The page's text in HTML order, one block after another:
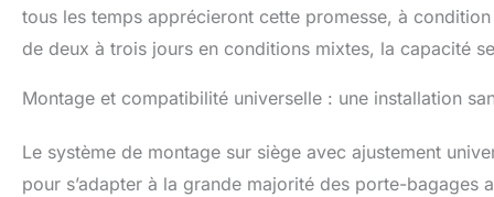
tous les temps apprécieront cette promesse, à
de deux à trois jours en conditions mixtes, la capacité
Montage et compatibilité universelle : une installation
Le système de montage sur siège avec ajustement
pour s’adapter à la grande majorité des porte-